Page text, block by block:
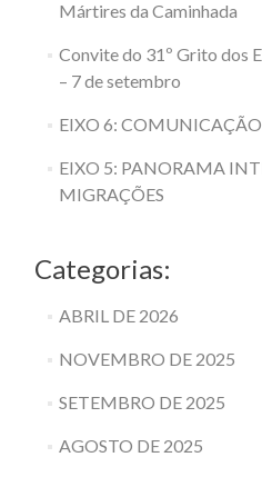
Mártires da Caminhada
Convite do 31º Grito dos
– 7 de setembro
EIXO 6:
EIXO 5: PANORAMA
MIGRAÇÕES
Categorias:
ABRIL DE 2026
NOVEMBRO DE 2025
SETEMBRO DE 2025
AGOSTO DE 2025